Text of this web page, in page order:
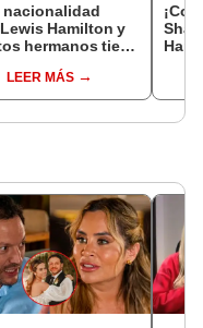
nacionalidad
Hamilton y
hermanos tiene
LEER MÁS